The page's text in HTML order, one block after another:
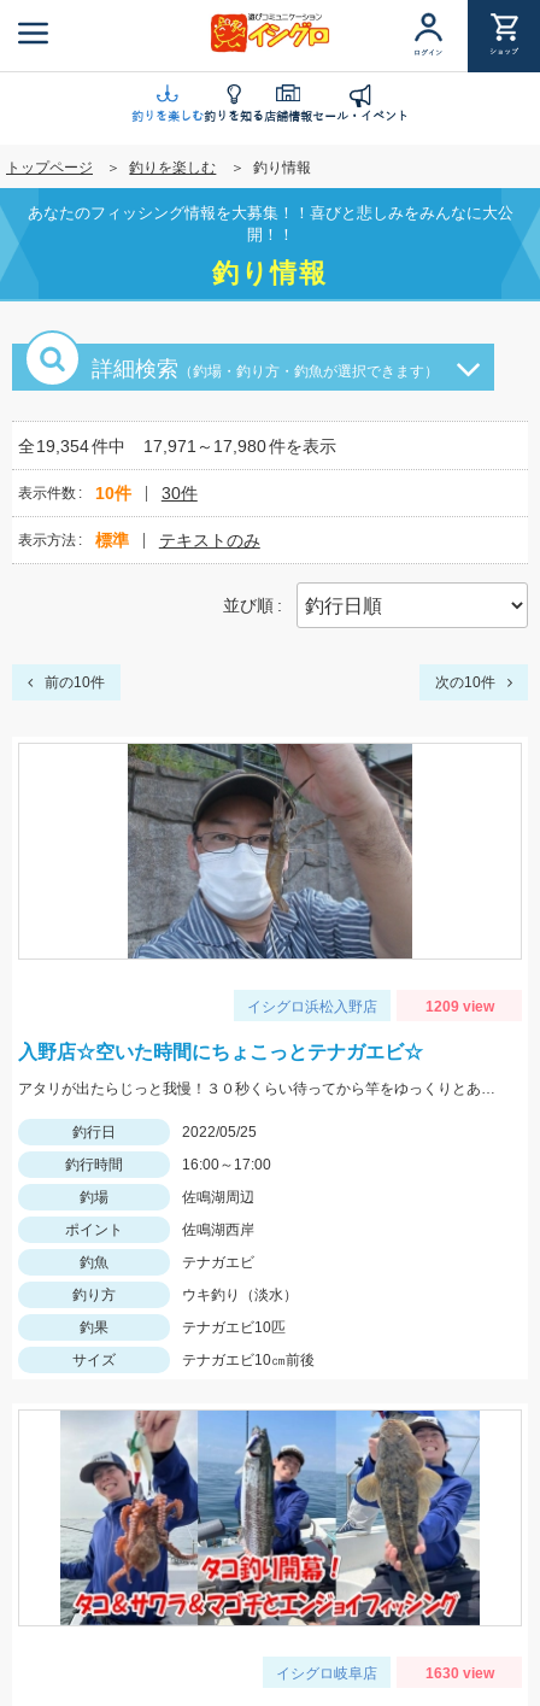
ン
に
移
動
ログイン ショップ
釣りを楽しむ釣りを知る店舗情報セール・イベント
トップページ 釣りを楽しむ 釣り情報
あなたのフィッシング情報を大募集！！喜びと悲しみをみんなに大公
開！！
釣り情報
詳細検索 （釣場・釣り方・釣魚が選択できます）
全19,354件中 17,971～17,980件を表示
表示件数 10件 30件
表示方法 標準 テキストのみ
並び順
前の10件 次の10件
イシグロ浜松入野店 1209 view
入野店☆空いた時間にちょこっとテナガエビ☆
アタリが出たらじっと我慢！３０秒くらい待ってから竿をゆっくりとあげましょう。
釣行日
2022/05/25
釣行時間
16:00～17:00
釣場
佐鳴湖周辺
ポイント
佐鳴湖西岸
釣魚
テナガエビ
釣り方
ウキ釣り（淡水）
釣果
テナガエビ10匹
サイズ
テナガエビ10㎝前後
イシグロ岐阜店 1630 view